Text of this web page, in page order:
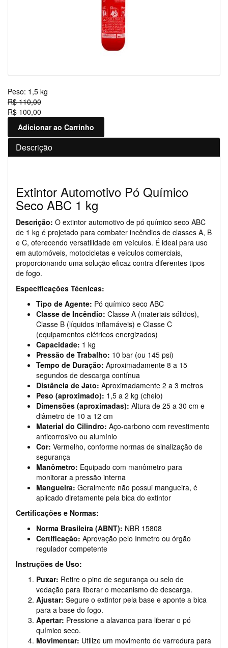
Peso: 1,5 kg
R$ 110,00
R$ 100,00
Adicionar ao Carrinho
Descrição
Extintor Automotivo Pó Químico
Seco ABC 1 kg
Descrição: O extintor automotivo de pó químico seco ABC
de 1 kg é projetado para combater incêndios de classes A, B
e C, oferecendo versatilidade em veículos. É ideal para uso
em automóveis, motocicletas e veículos comerciais,
proporcionando uma solução eficaz contra diferentes tipos
de fogo.
Especificações Técnicas:
Tipo de Agente: Pó químico seco ABC
Classe de Incêndio: Classe A (materiais sólidos),
Classe B (líquidos inflamáveis) e Classe C
(equipamentos elétricos energizados)
Capacidade: 1 kg
Pressão de Trabalho: 10 bar (ou 145 psi)
Tempo de Duração: Aproximadamente 8 a 15
segundos de descarga contínua
Distância de Jato: Aproximadamente 2 a 3 metros
Peso (aproximado): 1,5 a 2 kg (cheio)
Dimensões (aproximadas): Altura de 25 a 30 cm e
diâmetro de 10 a 12 cm
Material do Cilindro: Aço-carbono com revestimento
anticorrosivo ou alumínio
Cor: Vermelho, conforme normas de sinalização de
segurança
Manômetro: Equipado com manômetro para
monitorar a pressão interna
Mangueira: Geralmente não possui mangueira, é
aplicado diretamente pela bica do extintor
Certificações e Normas:
Norma Brasileira (ABNT): NBR 15808
Certificação: Aprovação pelo Inmetro ou órgão
regulador competente
Instruções de Uso:
Puxar: Retire o pino de segurança ou selo de
vedação para liberar o mecanismo de descarga.
Ajustar: Segure o extintor pela base e aponte a bica
para a base do fogo.
Apertar: Pressione a alavanca para liberar o pó
químico seco.
Movimentar: Utilize um movimento de varredura para